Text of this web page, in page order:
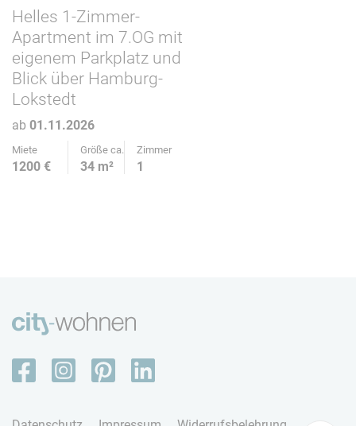
Helles 1-Zimmer-
Apartment im 7.OG mit
eigenem Parkplatz und
Blick über Hamburg-
Lokstedt
ab 01.11.2026
Miete Größe ca. Zimmer
1200 € 34 m² 1